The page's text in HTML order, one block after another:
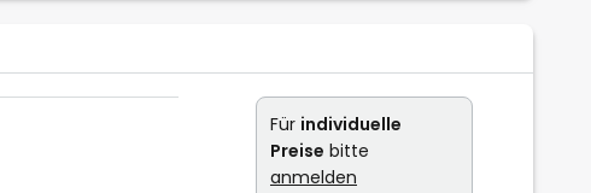
Für individuelle
Preise bitte
anmelden